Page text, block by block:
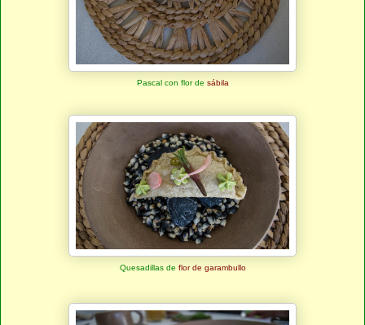
Pascal con flor de sábila
Quesadillas de flor de garambullo